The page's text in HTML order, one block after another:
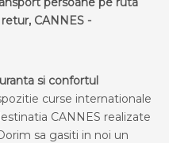
CANNES -
si confortul
curse internationale
CANNES realizate
sa gasiti in noi un